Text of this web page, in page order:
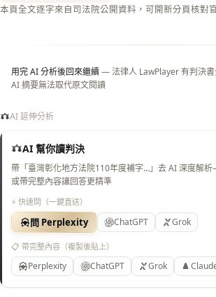
本頁全文逐字來自司法院公開資料，可開新分頁核對
用完 AI 分析後回來繼續— 法律人 LawPlayer 有判決書
AI 摘要無法取代原文閱讀
AI 延伸分析
AI 幫你讀判決
帶「臺灣彰化地方法院110年度補字…」去 AI 深度解
或帶完整內容讓回答更精準
⚡ 快速問（一鍵直送）
問 Perplexity ChatGPT Grok
📋 帶完整內容（複製後貼上）
Perplexity ChatGPT Grok